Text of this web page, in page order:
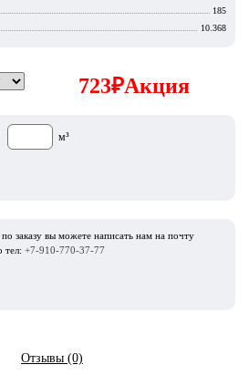
185
10.368
723₽Акция
м³
заказу вы можете написать нам на почту
тел: +7-910-770-37-77
Отзывы (0)